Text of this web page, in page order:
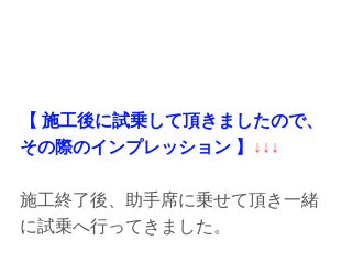
【 施工後に試乗して頂きましたので、
その際のインプレッション 】
↓↓↓
施工終了後、助手席に乗せて頂き一緒
に試乗へ行ってきました。